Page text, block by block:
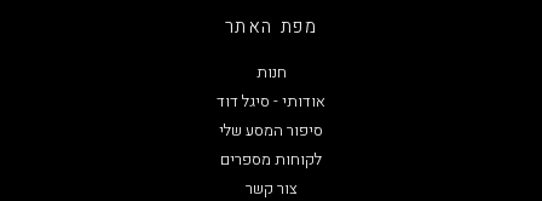
מפת האתר
חנות
אודותי - סיגל דוד
סיפור המסע שלי
לקוחות מספרים
צור קשר